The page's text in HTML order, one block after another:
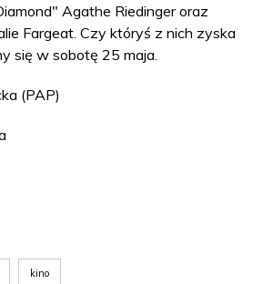
Agathe Riedinger oraz
Fargeat. Czy któryś z nich zyska
się w sobotę 25 maja.
(PAP)
kino